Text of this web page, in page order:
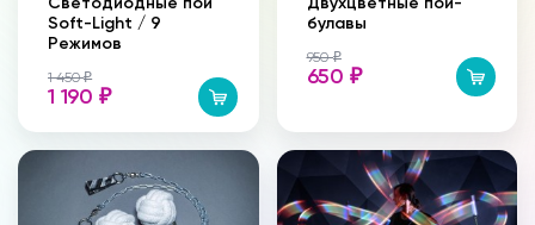
Soft-Light / 9
Режимов
1 450₽
1 190 ₽
булавы
950₽
650 ₽